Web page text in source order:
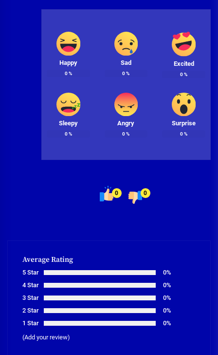
Happy
0%
Sad
0%
Excited
0%
Sleepy
0%
Angry
0%
Surprise
0%
0 0
Average Rating
5 Star
0%
4 Star
0%
3 Star
0%
2 Star
0%
1 Star
0%
(Add your review)